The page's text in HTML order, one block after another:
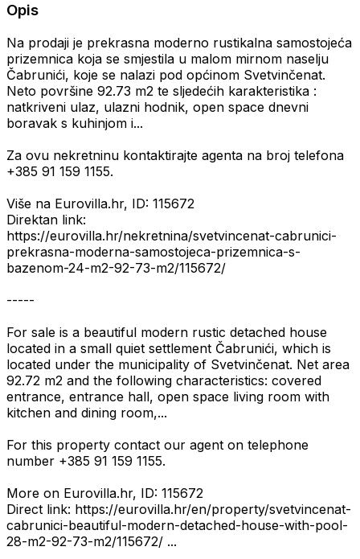
Opis
Na prodaji je prekrasna moderno rustikalna samostojeća
prizemnica koja se smjestila u malom mirnom naselju
Čabrunići, koje se nalazi pod općinom Svetvinčenat.
Neto površine 92.73 m2 te sljedećih karakteristika :
natkriveni ulaz, ulazni hodnik, open space dnevni
boravak s kuhinjom i...
Za ovu nekretninu kontaktirajte agenta na broj telefona
+385 91 159 1155.
Više na Eurovilla.hr, ID: 115672
Direktan link:
https://eurovilla.hr/nekretnina/svetvincenat-cabrunici-
prekrasna-moderna-samostojeca-prizemnica-s-
bazenom-24-m2-92-73-m2/115672/
-----
For sale is a beautiful modern rustic detached house
located in a small quiet settlement Čabrunići, which is
located under the municipality of Svetvinčenat. Net area
92.72 m2 and the following characteristics: covered
entrance, entrance hall, open space living room with
kitchen and dining room,...
For this property contact our agent on telephone
number +385 91 159 1155.
More on Eurovilla.hr, ID: 115672
Direct link: https://eurovilla.hr/en/property/svetvincenat-
cabrunici-beautiful-modern-detached-house-with-pool-
28-m2-92-73-m2/115672/ ...